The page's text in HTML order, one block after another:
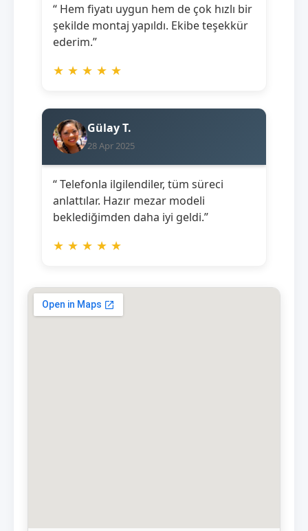
“ Hem fiyatı uygun hem de çok hızlı bir
şekilde montaj yapıldı. Ekibe teşekkür
ederim.”
★ ★ ★ ★ ★
Gülay T.
28 Apr 2025
“ Telefonla ilgilendiler, tüm süreci
anlattılar. Hazır mezar modeli
beklediğimden daha iyi geldi.”
★ ★ ★ ★ ★